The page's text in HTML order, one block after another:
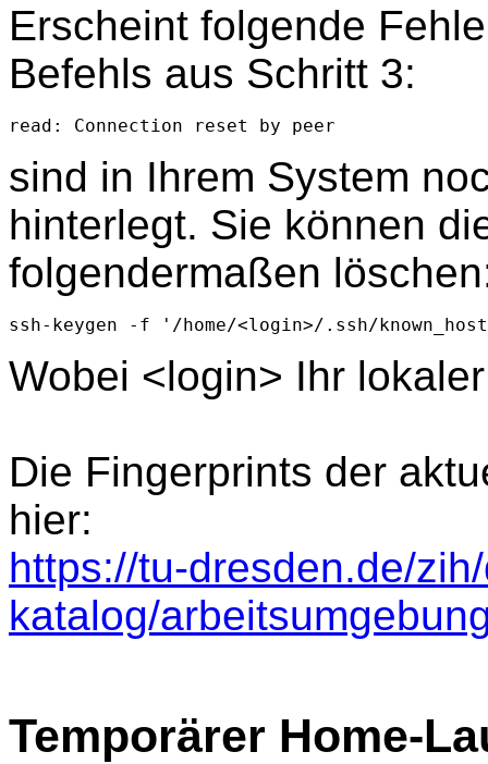
Erscheint folgende
Befehls aus Schritt 3:
read: Connection reset by peer
sind in Ihrem System
hinterlegt. Sie können
folgendermaßen
ssh-keygen -f '/home/<login>/.ssh/
Wobei <login> Ihr
Die Fingerprints der
hier:
https://tu-dresden.de/
katalog/
Temporärer Home-